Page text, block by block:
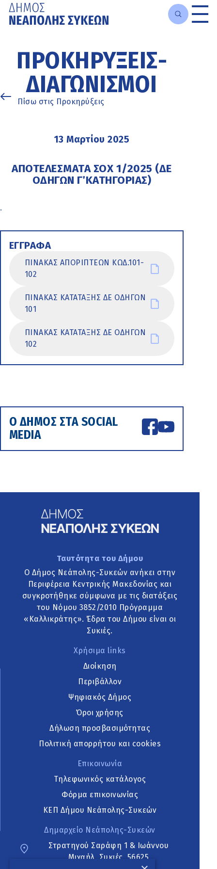
κυρίως
περιεχόμενο
ΠΡΟΚΗΡΎΞΕΙΣ-
ΔΙΑΓΩΝΙΣΜΟΊ
Πίσω στις Προκηρύξεις
13 Μαρτίου 2025
ΑΠΟΤΕΛΕΣΜΑΤΑ ΣΟΧ 1/2025 (ΔΕ
ΟΔΗΓΩΝ Γ΄ ΚΑΤΗΓΟΡΙΑΣ)
.
ΕΓΓΡΑΦΑ
ΠΙΝΑΚΑΣ ΑΠΟΡΙΠΤΕΩΝ ΚΩΔ.101-
102
ΠΙΝΑΚΑΣ ΚΑΤΑΤΑΞΗΣ ΔΕ ΟΔΗΓΩΝ
101
ΠΙΝΑΚΑΣ ΚΑΤΑΤΑΞΗΣ ΔΕ ΟΔΗΓΩΝ
102
Ο ΔΗΜΟΣ ΣΤΑ SOCIAL
MEDIA
Ταυτότητα του Δήμου
Ο Δήμος Νεάπολης-Συκεών ανήκει στην
Περιφέρεια Κεντρικής Μακεδονίας και
συγκροτήθηκε σύμφωνα με τις διατάξεις
του Νόμου 3852/2010 Πρόγραμμα
«Καλλικράτης». Έδρα του Δήμου είναι οι
Συκιές.
Χρήσιμα links
Διοίκηση
Περιβάλλον
Ψηφιακός Δήμος
Όροι χρήσης
Δήλωση προσβασιμότητας
Πολιτική απορρήτου και cookies
Επικοινωνία
Τηλεφωνικός κατάλογος
Φόρμα επικοινωνίας
ΚΕΠ Δήμου Νεάπολης-Συκεών
Δημαρχείο Νεάπολης-Συκεών
Στρατηγού Σαράφη 1 & Ιωάννου
Μιχαήλ, Συκιές, 56625